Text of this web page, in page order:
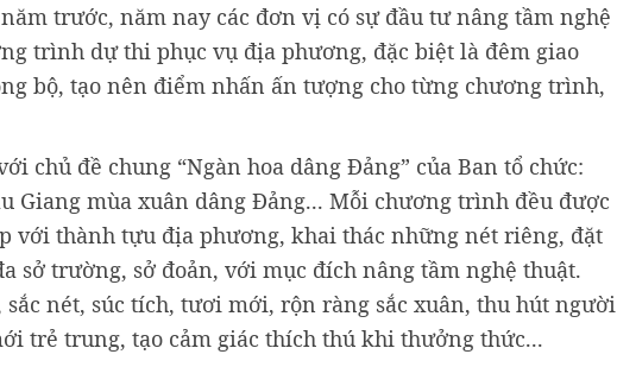
trước, năm nay các đơn vị có sự đầu tư nâng tầm nghệ
trình dự thi phục vụ địa phương, đặc biệt là đêm giao
bộ, tạo nên điểm nhấn ấn tượng cho từng chương trình,
chủ đề chung “Ngàn hoa dâng Đảng” của Ban tổ chức:
Giang mùa xuân dâng Đảng... Mỗi chương trình đều được
với thành tựu địa phương, khai thác những nét riêng, đặt
sở trường, sở đoản, với mục đích nâng tầm nghệ thuật.
nét, súc tích, tươi mới, rộn ràng sắc xuân, thu hút người
trẻ trung, tạo cảm giác thích thú khi thưởng thức...